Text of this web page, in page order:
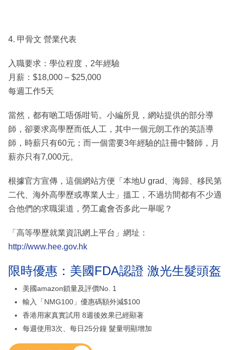
4. 甲骨文 營業代表
入職要求：學位程度，2年經驗
月薪：$18,000 – $25,000
每週工作5天
當然，都有啲工唔係咁筍。小編所見，網站提供的部分導
師，卻要求高學歷而低人工，其中一個元朗工作的英語導
師，時薪只有60元；而一個需要3年經驗的註冊中醫師，月
薪亦只有7,000元。
根據官方宣傳，這個網站方便「本地U grad、海歸、移民第
二代、海外高學歷或專業人士」搵工，不過坊間都有不少適
合他們的求職渠道，勞工處會否多此一舉呢？
「高等學歷就業資訊網上平台」網址：
http://www.hee.gov.hk
限時優惠：美國FDA認證 激光生髮頭盔
美國amazon鎖量及評價No. 1
輸入「NMG100」優惠碼額外減$100
香港用家真實試用 8週後效果已經顯著
每週使用3次、每日25分鐘 髮量明顯增加